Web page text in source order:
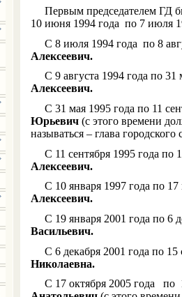
Первым председателем ГД
10 июня 1994 года по 7 июля
С 8 июля 1994 года по 8
Алексеевич.
С 9 августа 1994 года по 31
Алексеевич.
С 31 мая 1995 года по 11
Юрьевич(с этого времени
называться – глава
С 11 сентября 1995 года по
Алексеевич.
С 10 января 1997 года по 17
Алексеевич.
С 19 января 2001 года по 6
Васильевич.
С 6 декабря 2001 года по 15
Николаевна.
С 17 октября 2005 года по